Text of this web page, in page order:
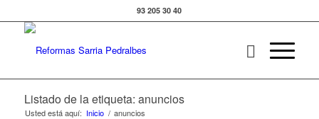
93 205 30 40
Listado de la etiqueta: anuncios
Usted está aquí: Inicio / anuncios